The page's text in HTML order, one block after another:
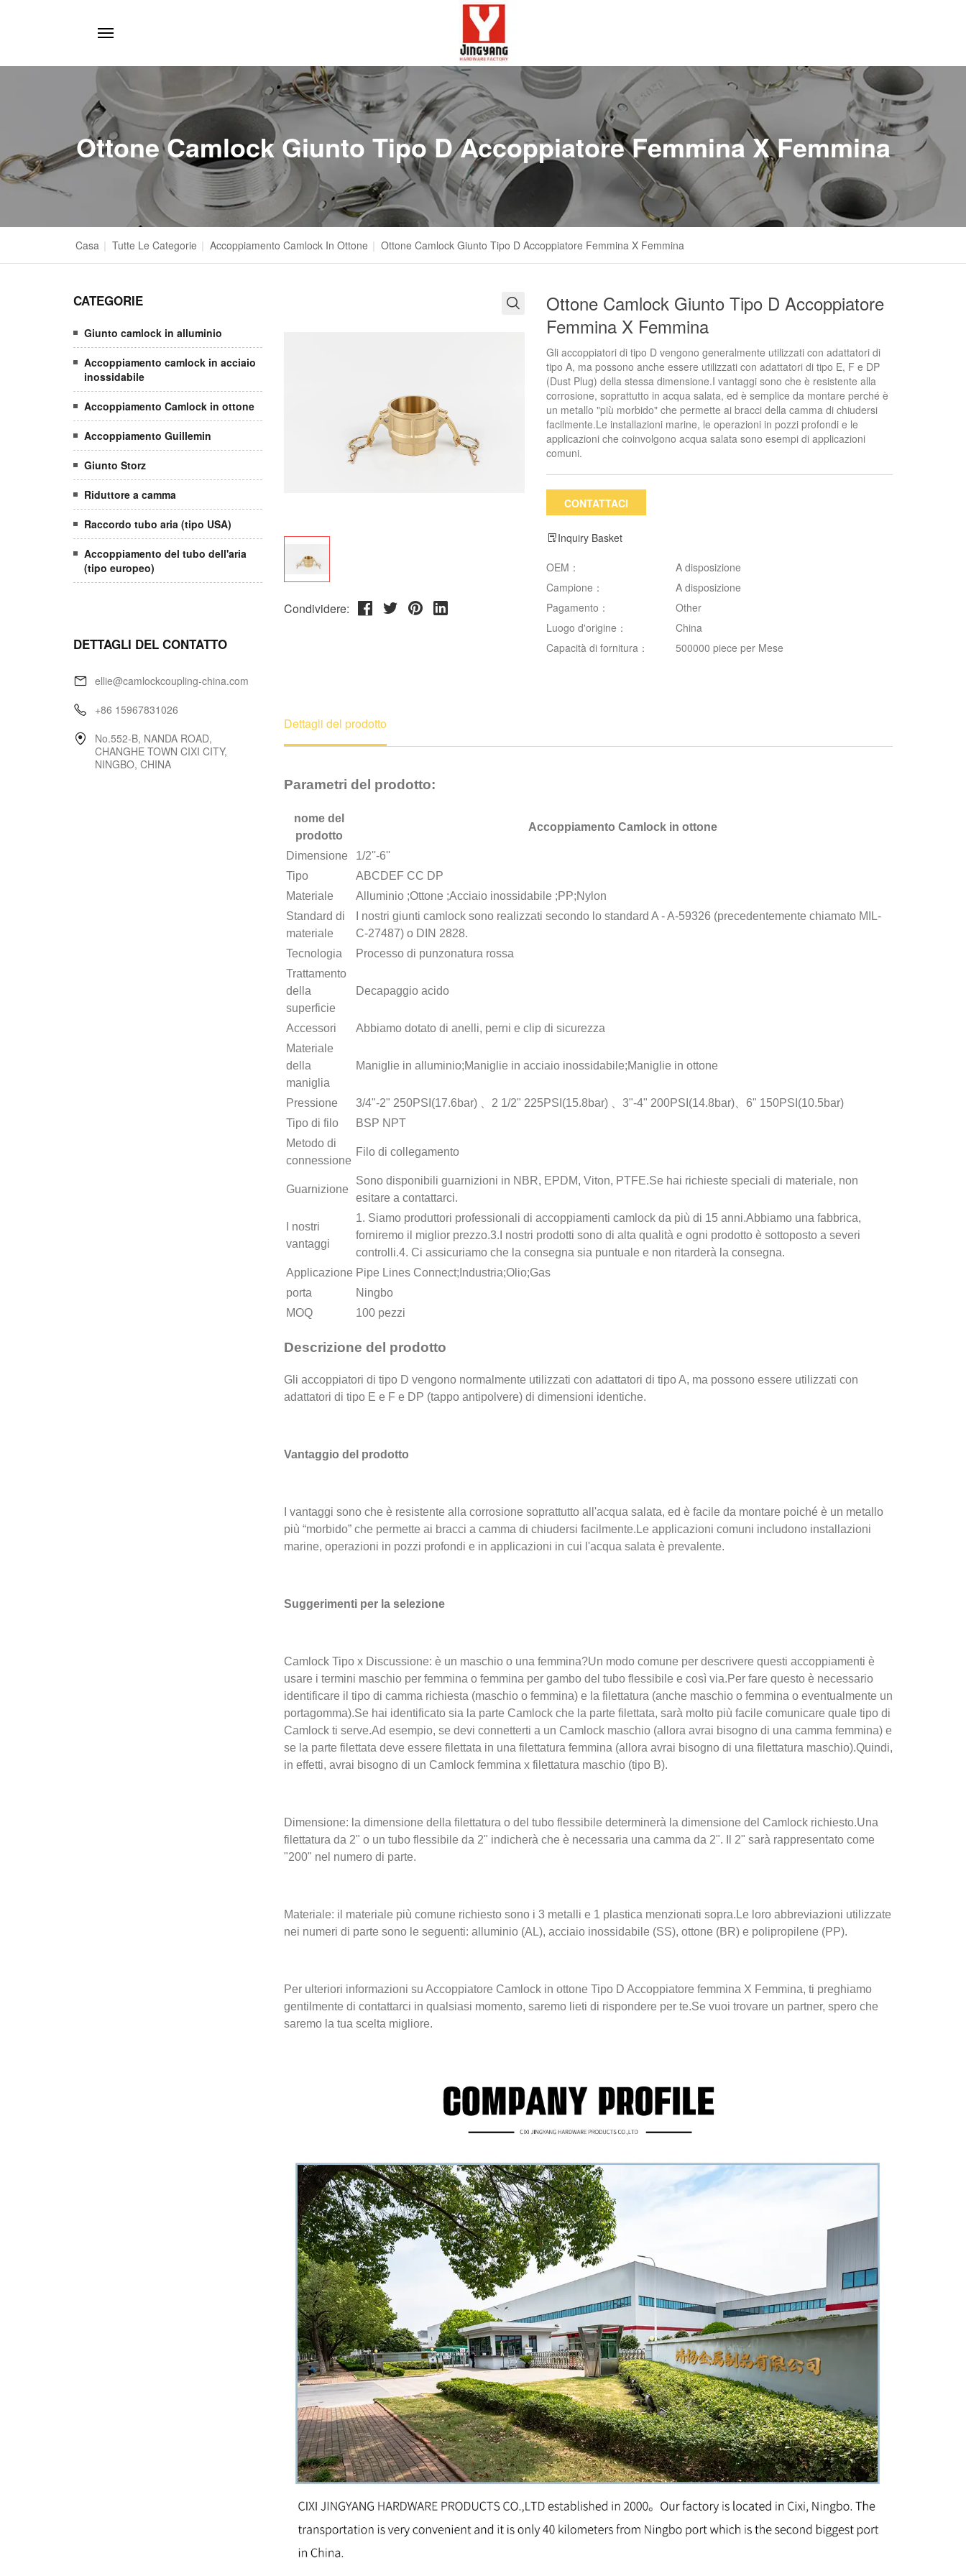
Ottone Camlock Giunto Tipo D Accoppiatore Femmina X Femmina
Casa | Tutte Le Categorie | Accoppiamento Camlock In Ottone | Ottone Camlock Giunto Tipo D Accoppiatore Femmina X Femmina
CATEGORIE
Giunto camlock in alluminio
Accoppiamento camlock in acciaio
inossidabile
Accoppiamento Camlock in ottone
Accoppiamento Guillemin
Giunto Storz
Riduttore a camma
Raccordo tubo aria (tipo USA)
Accoppiamento del tubo dell'aria
(tipo europeo)
DETTAGLI DEL CONTATTO
ellie@camlockcoupling-china.com
+86 15967831026
No.552-B, NANDA ROAD,
CHANGHE TOWN CIXI CITY,
NINGBO, CHINA
Condividere:
Ottone Camlock Giunto Tipo D Accoppiatore
Femmina X Femmina
Gli accoppiatori di tipo D vengono generalmente utilizzati con adattatori di
tipo A, ma possono anche essere utilizzati con adattatori di tipo E, F e DP
(Dust Plug) della stessa dimensione.I vantaggi sono che è resistente alla
corrosione, soprattutto in acqua salata, ed è semplice da montare perché è
un metallo "più morbido" che permette ai bracci della camma di chiudersi
facilmente.Le installazioni marine, le operazioni in pozzi profondi e le
applicazioni che coinvolgono acqua salata sono esempi di applicazioni
comuni.
CONTATTACI
Inquiry Basket
OEM：
A disposizione
Campione：
A disposizione
Pagamento：
Other
Luogo d'origine：
China
Capacità di fornitura：
500000 piece per Mese
Dettagli del prodotto